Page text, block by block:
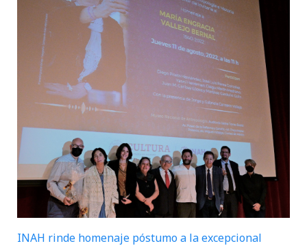
INAH rinde homenaje póstumo a la excepcional